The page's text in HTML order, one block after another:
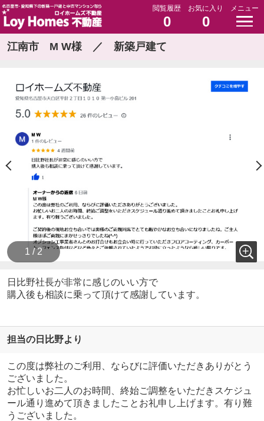
閲覧履歴
0
お気に入り
0
メニュー
江南市 M W様 ／ 新築戸建て
1 / 2
日比野社長が非常に感じのいい方で
購入後も相談に乗って頂けて感謝しています。
担当の日比野より
この度は弊社のご利用、ならびに評価いただきありがとう
ございました。
お忙しいお二人のお時間、終始ご調整をいただきスケジュ
ール通り進めて頂きましたことお礼申し上げます。有り難
うございました。